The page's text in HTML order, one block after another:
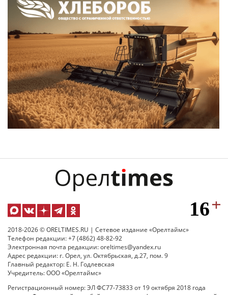
2018-2026 © ORELTIMES.RU | Сетевое издание «Орелтаймс»
Телефон редакции: +7 (4862) 48-82-92
Электронная почта редакции: oreltimes@yandex.ru
Адрес редакции: г. Орел, ул. Октябрьская, д.27, пом. 9
Главный редактор: Е. Н. Годлевская
Учредитель: ООО «Орелтаймс»
Регистрационный номер: ЭЛ ФС77-73833 от 19 октября 2018 года